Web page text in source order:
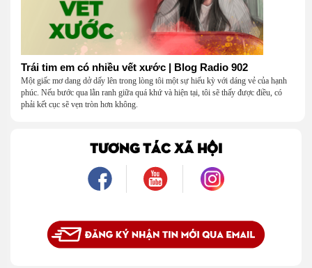
Trái tim em có nhiều vết xước | Blog Radio 902
Một giấc mơ dang dở dấy lên trong lòng tôi một sự hiếu kỳ với dáng vẻ của hạnh
phúc. Nếu bước qua lằn ranh giữa quá khứ và hiện tại, tôi sẽ thấy được điều, có
phải kết cục sẽ vẹn tròn hơn không.
TƯƠNG TÁC XÃ HỘI